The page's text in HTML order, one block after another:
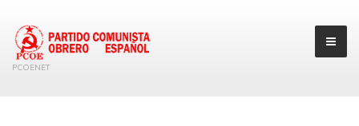
PCOENET